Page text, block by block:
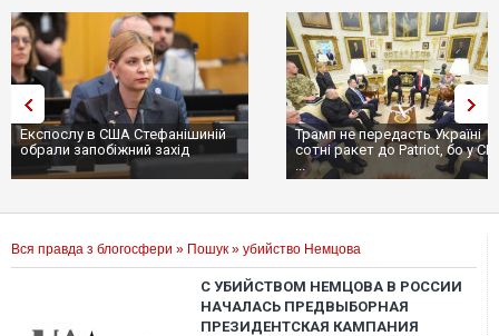
Експослу в США Стефанішиній
обрали запобіжний захід
Трамп не передасть Україні
сотні ракет до Patriot, бо у
...
Вся правда з блогосфери » Пошук » убийство Немцова
С УБИЙСТВОМ НЕМЦОВА В РОССИИ
НАЧАЛАСЬ ПРЕДВЫБОРНАЯ
ПРЕЗИДЕНТСКАЯ КАМПАНИЯ